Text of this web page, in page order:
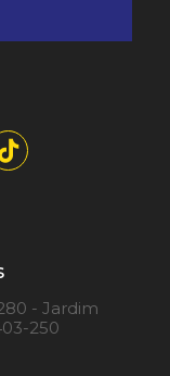
- Jardim
250